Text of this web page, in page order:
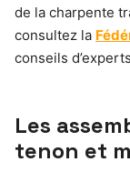
de la charpente
consultez la
conseils
Les
tenon et